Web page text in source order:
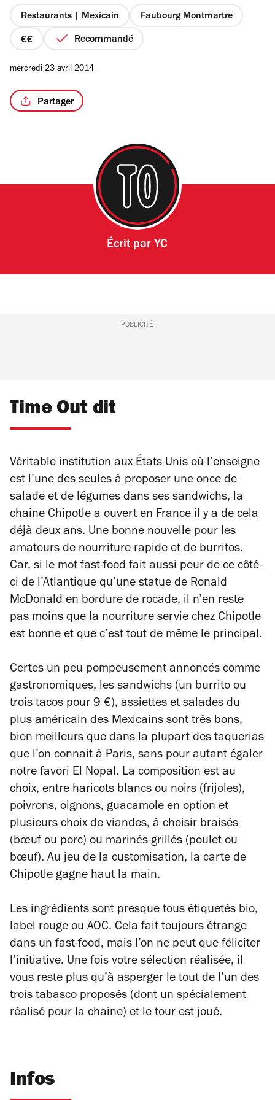
étoiles
Restaurants | Mexicain Faubourg Montmartre
prix
4
Recommandé
mercredi 23 avril 2014
Partager
Écrit par YC
PUBLICITÉ
Time Out dit
Véritable institution aux États-Unis où l’enseigne
est l’une des seules à proposer une once de
salade et de légumes dans ses sandwichs, la
chaine Chipotle a ouvert en France il y a de cela
déjà deux ans. Une bonne nouvelle pour les
amateurs de nourriture rapide et de burritos.
Car, si le mot fast-food fait aussi peur de ce côté-
ci de l’Atlantique qu’une statue de Ronald
McDonald en bordure de rocade, il n’en reste
pas moins que la nourriture servie chez Chipotle
est bonne et que c’est tout de même le principal.
Certes un peu pompeusement annoncés comme
gastronomiques, les sandwichs (un burrito ou
trois tacos pour 9 €), assiettes et salades du
plus américain des Mexicains sont très bons,
bien meilleurs que dans la plupart des taquerias
que l’on connait à Paris, sans pour autant égaler
notre favori El Nopal. La composition est au
choix, entre haricots blancs ou noirs (frijoles),
poivrons, oignons, guacamole en option et
plusieurs choix de viandes, à choisir braisés
(bœuf ou porc) ou marinés-grillés (poulet ou
bœuf). Au jeu de la customisation, la carte de
Chipotle gagne haut la main.
Les ingrédients sont presque tous étiquetés bio,
label rouge ou AOC. Cela fait toujours étrange
dans un fast-food, mais l’on ne peut que féliciter
l’initiative. Une fois votre sélection réalisée, il
vous reste plus qu’à asperger le tout de l’un des
trois tabasco proposés (dont un spécialement
réalisé pour la chaine) et le tour est joué.
Infos